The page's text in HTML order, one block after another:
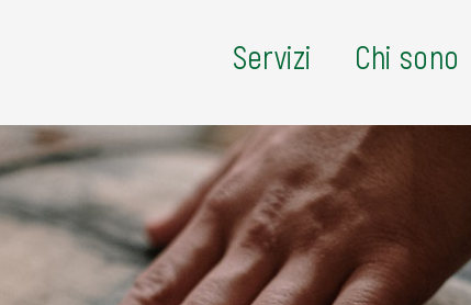
Servizi Chi sono